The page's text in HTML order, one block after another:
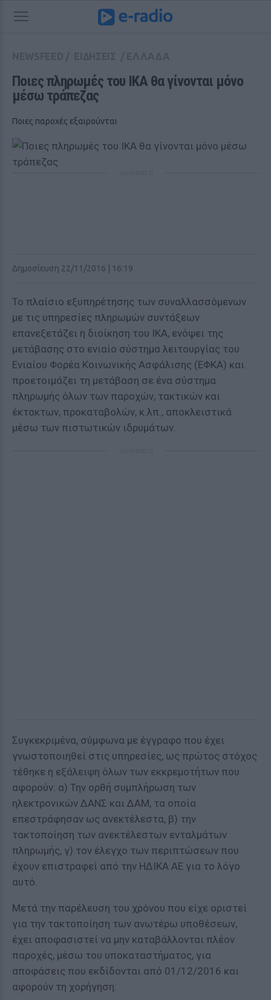
Ποιες πληρωμές του ΙΚΑ θα γίνονται μόνο
μέσω τράπεζας
Ποιες παροχές εξαιρούνται
Δημοσίευση 22/11/2016 | 16:19
Το πλαίσιο εξυπηρέτησης των συναλλασσόμενων
με τις υπηρεσίες πληρωμών συντάξεων
επανεξετάζει η διοίκηση του ΙΚΑ, ενόψει της
μετάβασης στο ενιαίο σύστημα λειτουργίας του
Ενιαίου Φορέα Κοινωνικής Ασφάλισης (ΕΦΚΑ) και
προετοιμάζει τη μετάβαση σε ένα σύστημα
πληρωμής όλων των παροχών, τακτικών και
έκτακτων, προκαταβολών, κ.λπ., αποκλειστικά
μέσω των πιστωτικών ιδρυμάτων.
Συγκεκριμένα, σύμφωνα με έγγραφο που έχει
γνωστοποιηθεί στις υπηρεσίες, ως πρώτος στόχος
τέθηκε η εξάλειψη όλων των εκκρεμοτήτων που
αφορούν: α) Την ορθή συμπλήρωση των
ηλεκτρονικών ΔΑΝΣ και ΔΑΜ, τα οποία
επεστράφησαν ως ανεκτέλεστα, β) την
τακτοποίηση των ανεκτέλεστων ενταλμάτων
πληρωμής, γ) τον έλεγχο των περιπτώσεων που
έχουν επιστραφεί από την ΗΔΙΚΑ ΑΕ για το λόγο
αυτό.
Μετά την παρέλευση του χρόνου που είχε οριστεί
για την τακτοποίηση των ανωτέρω υποθέσεων,
έχει αποφασιστεί να μην καταβάλλονται πλέον
παροχές, μέσω του υποκαταστήματος, για
αποφάσεις που εκδίδονται από 01/12/2016 και
αφορούν τη χορήγηση: